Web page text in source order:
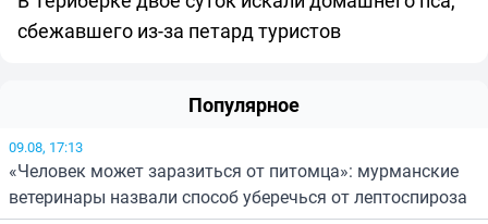
сбежавшего из-за петард туристов
Популярное
09.08, 17:13
«Человек может заразиться от питомца»: мурманские
ветеринары назвали способ уберечься от лептоспироза